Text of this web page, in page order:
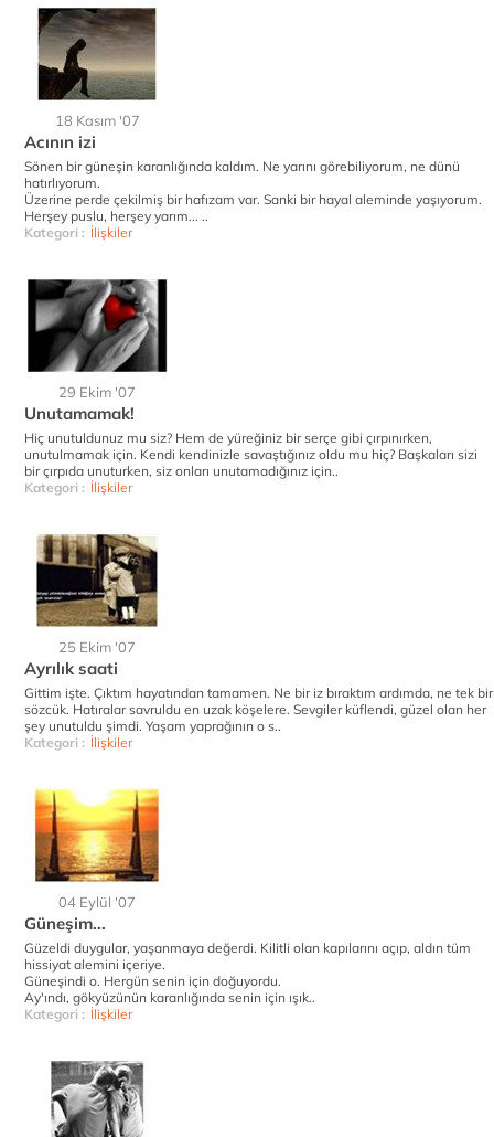
18 Kasım '07
Acının izi
Sönen bir güneşin karanlığında kaldım. Ne yarını görebiliyorum, ne dünü
hatırlıyorum.
Üzerine perde çekilmiş bir hafızam var. Sanki bir hayal aleminde yaşıyorum.
Herşey puslu, herşey yarım... ..
Kategori : İlişkiler
29 Ekim '07
Unutamamak!
Hiç unutuldunuz mu siz? Hem de yüreğiniz bir serçe gibi çırpınırken,
unutulmamak için. Kendi kendinizle savaştığınız oldu mu hiç? Başkaları sizi
bir çırpıda unuturken, siz onları unutamadığınız için..
Kategori : İlişkiler
25 Ekim '07
Ayrılık saati
Gittim işte. Çıktım hayatından tamamen. Ne bir iz bıraktım ardımda, ne tek bir
sözcük. Hatıralar savruldu en uzak köşelere. Sevgiler küflendi, güzel olan her
şey unutuldu şimdi. Yaşam yaprağının o s..
Kategori : İlişkiler
04 Eylül '07
Güneşim...
Güzeldi duygular, yaşanmaya değerdi. Kilitli olan kapılarını açıp, aldın tüm
hissiyat alemini içeriye.
Güneşindi o. Hergün senin için doğuyordu.
Ay'ındı, gökyüzünün karanlığında senin için ışık..
Kategori : İlişkiler